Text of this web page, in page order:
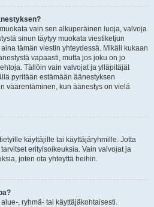
vain sen alkuperäinen luoja, valvoja
sinun täytyy muokata viestiketjun
tämän viestin yhteydessä. Mikäli kukaan
vapaasti, mutta jos joku on jo
Tällöin vain valvojat ja ylläpitäjät
pyritään estämään äänestyksen
väärentäminen, kun äänestys on vielä
käyttäjille tai käyttäjäryhmille. Jotta
erityisoikeuksia. Vain valvojat ja
joten ota yhteyttä heihin.
, ryhmä- tai käyttäjäkohtaisesti.